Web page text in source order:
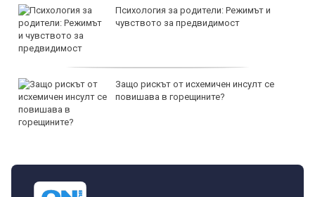
Психология за родители: Режимът и
чувството за предвидимост
Защо рискът от исхемичен инсулт се
повишава в горещините?